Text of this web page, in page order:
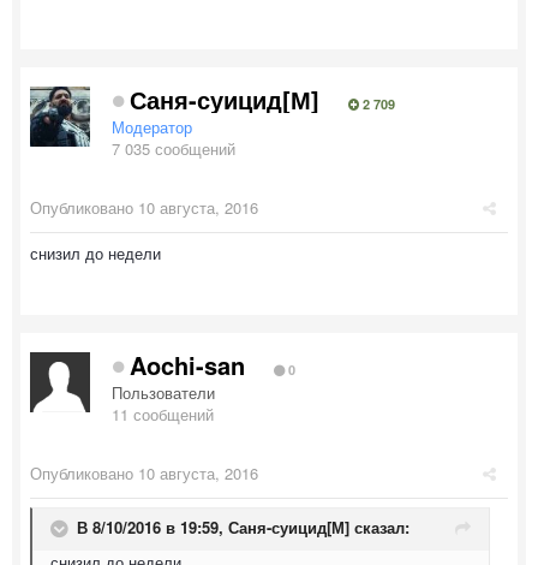
Саня-суицид[М] 2 709
Модератор
7 035 сообщений
Опубликовано 10 августа, 2016
снизил до недели
Aochi-san 0
Пользователи
11 сообщений
Опубликовано 10 августа, 2016
В 8/10/2016 в 19:59, Саня-суицид[М] сказал: